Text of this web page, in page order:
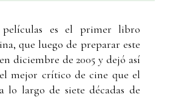
películas es el primer libro
que luego de preparar este
diciembre de 2005 y dejó así
mejor crítico de cine que el
lo largo de siete décadas de